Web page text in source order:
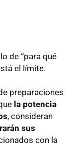
de “para qué
el límite.
preparaciones
la potencia
, consideran
sus
con la